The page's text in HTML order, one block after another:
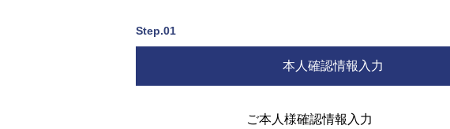
Step.01
本人確認情報入力
ご本人様確認情報入力